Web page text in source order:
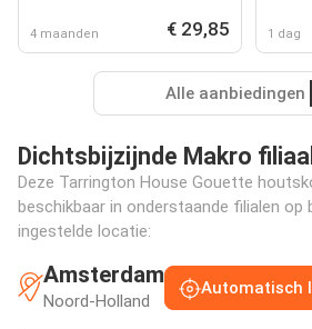
4 maanden € 29,85 1 dag
Alle aanbiedingen
Dichtsbijzijnde Makro filiaal
Deze Tarrington House Gouette
beschikbaar in onderstaande filialen op
ingestelde locatie:
Amsterdam
Noord-Holland
Automatisch